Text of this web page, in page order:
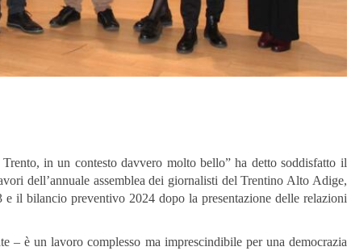
in un contesto davvero molto bello” ha detto soddisfatto il
dell’annuale assemblea dei giornalisti del Trentino Alto Adige,
il bilancio preventivo 2024 dopo la presentazione delle relazioni
– è un lavoro complesso ma imprescindibile per una democrazia